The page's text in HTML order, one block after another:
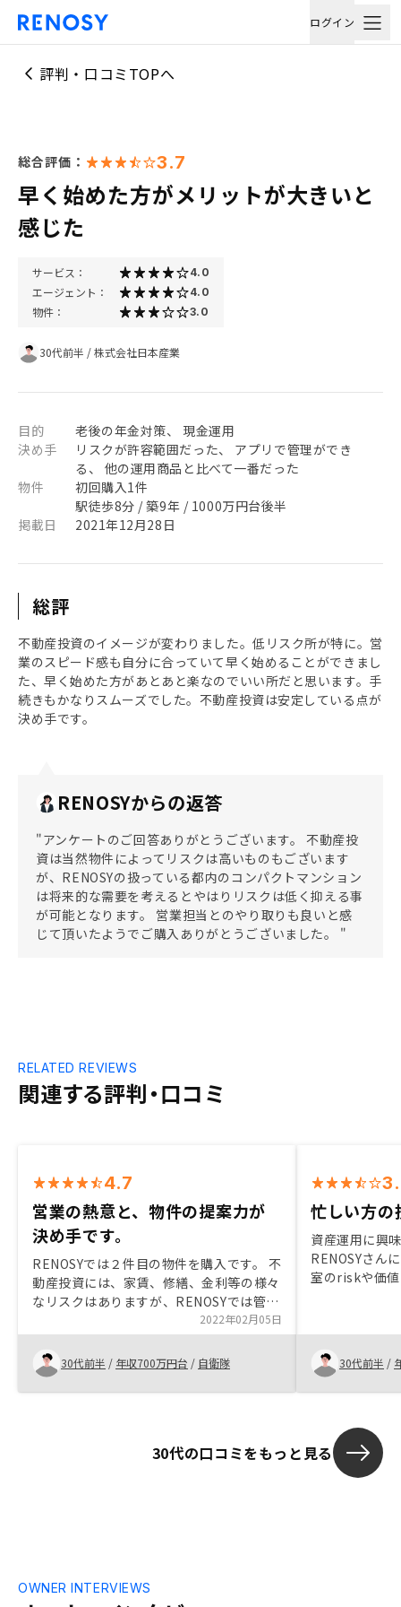
ログイン
評判・口コミTOPへ
総合評価： 3.7
早く始めた方がメリットが大きいと
感じた
サービス： 4.0
エージェント： 4.0
物件： 3.0
30代前半 /株式会社日本産業
目的
老後の年金対策、 現金運用
決め手
リスクが許容範囲だった、 アプリで管理ができ
る、 他の運用商品と比べて一番だった
物件
初回購入1件
駅徒歩8分 / 築9年 / 1000万円台後半
掲載日
2021年12月28日
総評
不動産投資のイメージが変わりました。低リスク所が特に。営
業のスピード感も自分に合っていて早く始めることができまし
た、早く始めた方があとあと楽なのでいい所だと思います。手
続きもかなりスムーズでした。不動産投資は安定している点が
決め手です。
RENOSYからの返答
"アンケートのご回答ありがとうございます。 不動産投
資は当然物件によってリスクは高いものもございます
が、RENOSYの扱っている都内のコンパクトマンション
は将来的な需要を考えるとやはりリスクは低く抑える事
が可能となります。 営業担当とのやり取りも良いと感
じて頂いたようでご購入ありがとうございました。 "
関連する評判・口コミ
RELATED REVIEWS
4.7
営業の熱意と、物件の提案力が
決め手です。
RENOSYでは２件目の物件を購入です。 不
動産投資には、家賃、修繕、金利等の様々
なリスクはありますが、RENOSYでは管理
プランも充実しており、安心して始められ
ると思います。また、銀行の金利も安いプ
ランを提案していただき、その点もよいと
感じました。 これまで、他社でも話を聞
き物件の提案を受けましたが、決め手に欠
ことにより、即購入に至りました。
2022年02月05日
30代前半 / 年収700万円台 / 自衛隊
忙しい方の
資産運用に興
RENOSYさん
室のriskや価
資は他の投資
く、安定した
魅力でした。
が、極力アプ
30代前半 /
30代の口コミをもっと見る
OWNER INTERVIEWS